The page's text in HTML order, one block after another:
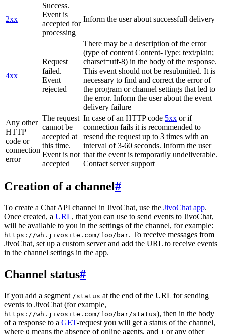
2xx
Success.
Event is
accepted for
processing
Inform the user about successfull delivery
4xx
Request
failed.
Event
rejected
There may be a description of the error
(type of content Content-Type: text/plain;
charset=utf-8) in the body of the response.
This event should not be resubmitted. It is
necessary to find and correct the error of
the program or channel settings that led to
the error. Inform the user about the event
delivery failure
Any other
HTTP
code or
connection
error
The request
cannot be
accepted at
this time.
Event is not
accepted
In case of an HTTP code 5xx or if
connection fails it is recommended to
resend the request up to 3 times with an
interval of 3-60 seconds. Inform the user
that the event is temporarily undeliverable.
Contact server support
Creation of a channel#
To create a Chat API channel in JivoChat, use the JivoChat app.
Once created, a URL, that you can use to send events to JivoChat,
will be available to you in the settings of the channel, for example:
https://wh.jivosite.com/foo/bar. To receive messages from
JivoChat, set up a custom server and add the URL to receive events
in the channel settings in the app.
Channel status#
If you add a segment /status at the end of the URL for sending
events to JivoChat (for example,
https://wh.jivosite.com/foo/bar/status), then in the body
of a response to a GET-request you will get a status of the channel,
where 0 means the absence of online agents, and 1 or any other